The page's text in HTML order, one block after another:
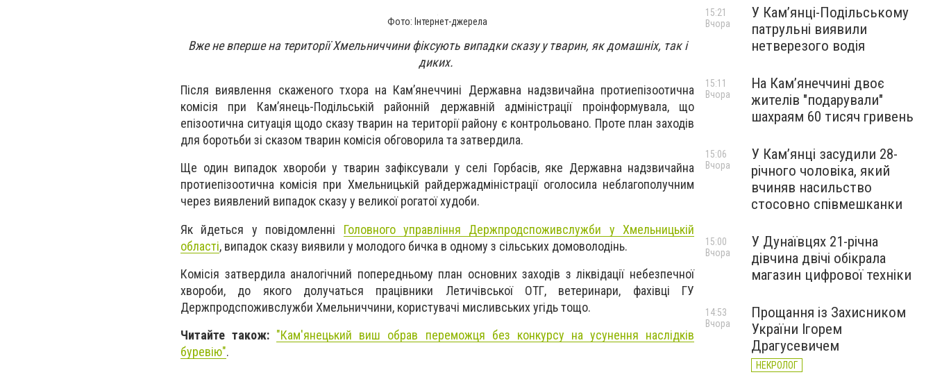
Фото: Інтернет-джерела
Вже не вперше на території Хмельниччини фіксують випадки сказу у тварин, як домашніх, так і
диких.
Після виявлення скаженого тхора на Кам’янеччині Державна надзвичайна протиепізоотична
комісія при Кам’янець-Подільській районній державній адміністрації проінформувала, що
епізоотична ситуація щодо сказу тварин на території району є контрольовано. Проте план заходів
для боротьби зі сказом тварин комісія обговорила та затвердила.
Ще один випадок хвороби у тварин зафіксували у селі Горбасів, яке Державна надзвичайна
протиепізоотична комісія при Хмельницькій райдержадміністрації оголосила неблагополучним
через виявлений випадок сказу у великої рогатої худоби.
Як йдеться у повідомленні Головного управління Держпродспоживслужби у Хмельницькій
області, випадок сказу виявили у молодого бичка в одному з сільських домоволодінь.
Комісія затвердила аналогічний попередньому план основних заходів з ліквідації небезпечної
хвороби, до якого долучаться працівники Летичівської ОТГ, ветеринари, фахівці ГУ
Держпродспоживслужби Хмельниччини, користувачі мисливських угідь тощо.
Читайте також: "Кам'янецький виш обрав переможця без конкурсу на усунення наслідків
буревію".
У Кам’янці-Подільському
патрульні виявили
нетверезого водія
15:21
Вчора
На Камʼянеччині двоє
жителів "подарували"
шахраям 60 тисяч гривень
15:11
Вчора
У Камʼянці засудили 28-
річного чоловіка, який
вчиняв насильство
стосовно співмешканки
15:06
Вчора
У Дунаївцях 21-річна
дівчина двічі обікрала
магазин цифрової техніки
15:00
Вчора
Прощання із Захисником
України Ігорем
Драгусевичем
НЕКРОЛОГ
14:53
Вчора